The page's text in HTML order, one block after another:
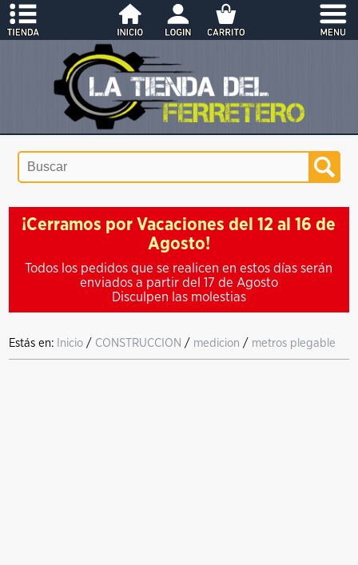
¡Cerramos por Vacaciones del 12 al 16 de
Agosto!
Todos los pedidos que se realicen en estos días serán
enviados a partir del 17 de Agosto
Disculpen las molestias
Estás en: Inicio / CONSTRUCCION / medicion / metros plegable